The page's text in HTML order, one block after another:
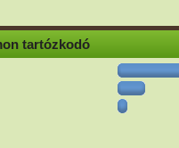
tartózkodó